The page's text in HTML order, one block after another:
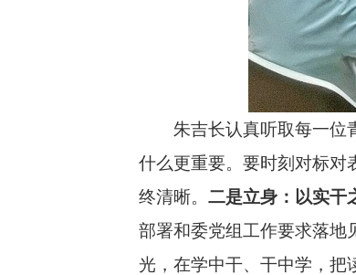
朱吉长认真听取每一位
什么更重要。要时刻对标对
终清晰。 二是立身：以实干
部署和委党组工作要求落地
光，在学中干、干中学，把